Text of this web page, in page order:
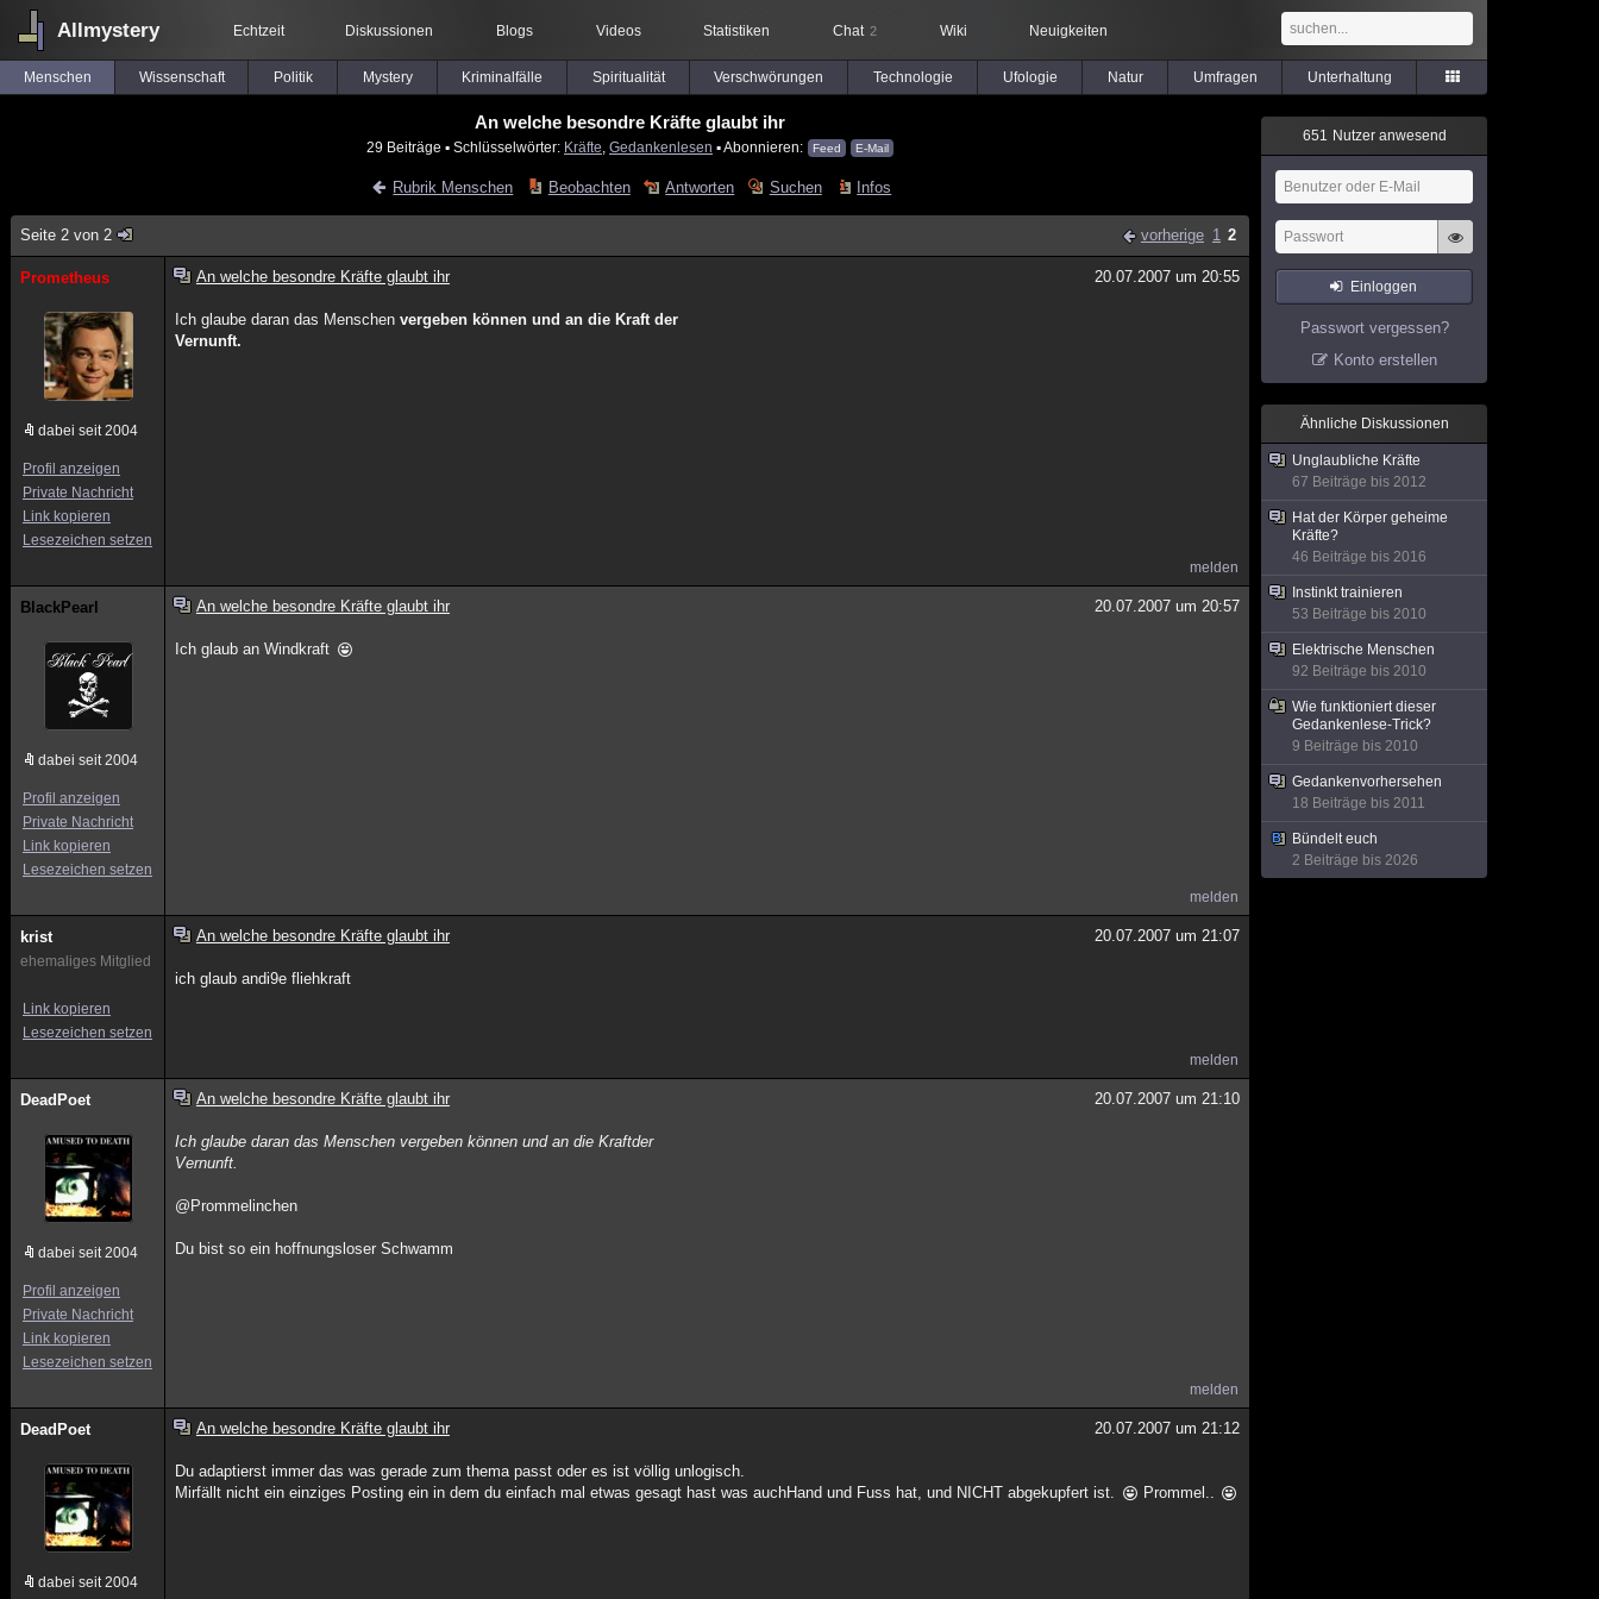
Allmystery Echtzeit Diskussionen Blogs Videos Statistiken Chat 2 Wiki Neuigkeiten
Menschen Wissenschaft Politik Mystery Kriminalfälle Spiritualität Verschwörungen Technologie Ufologie Natur Umfragen Unterhaltung
An welche besondre Kräfte glaubt ihr
29 Beiträge ▪ Schlüsselwörter: Kräfte Gedankenlesen ▪ Abonnieren: Feed E-Mail
Rubrik Menschen Beobachten Antworten Suchen Infos
Seite 2 von 2 vorherige 1 2
Prometheus
dabei seit 2004
Profil anzeigen
Private Nachricht
Link kopieren
Lesezeichen setzen
An welche besondre Kräfte glaubt ihr 20.07.2007 um 20:55
Ich glaube daran das Menschenvergeben können und an die Kraft der
Vernunft.
melden
BlackPearl
dabei seit 2004
Profil anzeigen
Private Nachricht
Link kopieren
Lesezeichen setzen
An welche besondre Kräfte glaubt ihr 20.07.2007 um 20:57
Ich glaub an Windkraft
melden
krist
ehemaliges Mitglied
Link kopieren
Lesezeichen setzen
An welche besondre Kräfte glaubt ihr 20.07.2007 um 21:07
ich glaub andi9e fliehkraft
melden
DeadPoet
dabei seit 2004
Profil anzeigen
Private Nachricht
Link kopieren
Lesezeichen setzen
An welche besondre Kräfte glaubt ihr 20.07.2007 um 21:10
Ich glaube daran das Menschen vergeben können und an die Kraftder
Vernunft.
@Prommelinchen
Du bist so ein hoffnungsloser Schwamm
melden
DeadPoet
dabei seit 2004
An welche besondre Kräfte glaubt ihr 20.07.2007 um 21:12
Du adaptierst immer das was gerade zum thema passt oder es ist völlig unlogisch.
Mirfällt nicht ein einziges Posting ein in dem du einfach mal etwas gesagt hast was auchHand und Fuss hat, und NICHT abgekupfert ist.
Prommel..
651 Nutzer anwesend
Einloggen
Passwort vergessen?
Konto erstellen
Ähnliche Diskussionen
Unglaubliche Kräfte
67 Beiträge bis 2012
Hat der Körper geheime
Kräfte?
46 Beiträge bis 2016
Instinkt trainieren
53 Beiträge bis 2010
Elektrische Menschen
92 Beiträge bis 2010
Wie funktioniert dieser
Gedankenlese-Trick?
9 Beiträge bis 2010
Gedankenvorhersehen
18 Beiträge bis 2011
Bündelt euch
2 Beiträge bis 2026